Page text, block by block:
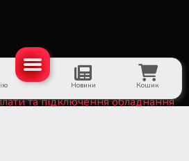
Новини Кошик
та підключення обладнання